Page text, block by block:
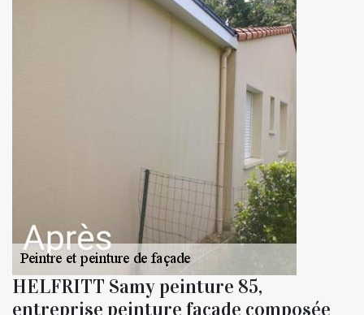
HELFRITT Samy peinture 85,
entreprise peinture façade composée